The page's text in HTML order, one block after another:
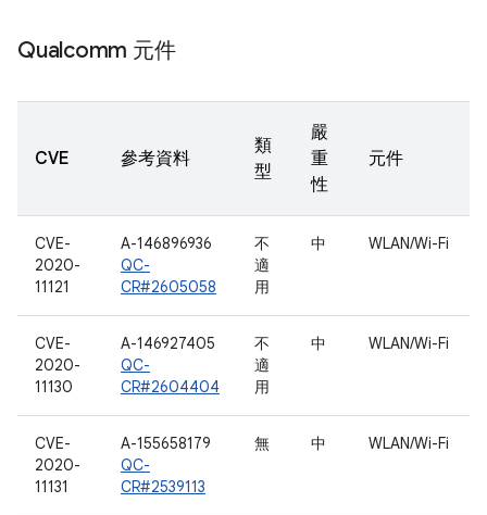
Qualcomm 元件
CVE 參考資料
類
型
嚴
重
性
元件
CVE-
2020-
11121
A-146896936
QC-
CR#2605058
不
適
用
中 WLAN/Wi-Fi
CVE-
2020-
11130
A-146927405
QC-
CR#2604404
不
適
用
中 WLAN/Wi-Fi
CVE-
2020-
11131
A-155658179
QC-
CR#2539113
無 中 WLAN/Wi-Fi